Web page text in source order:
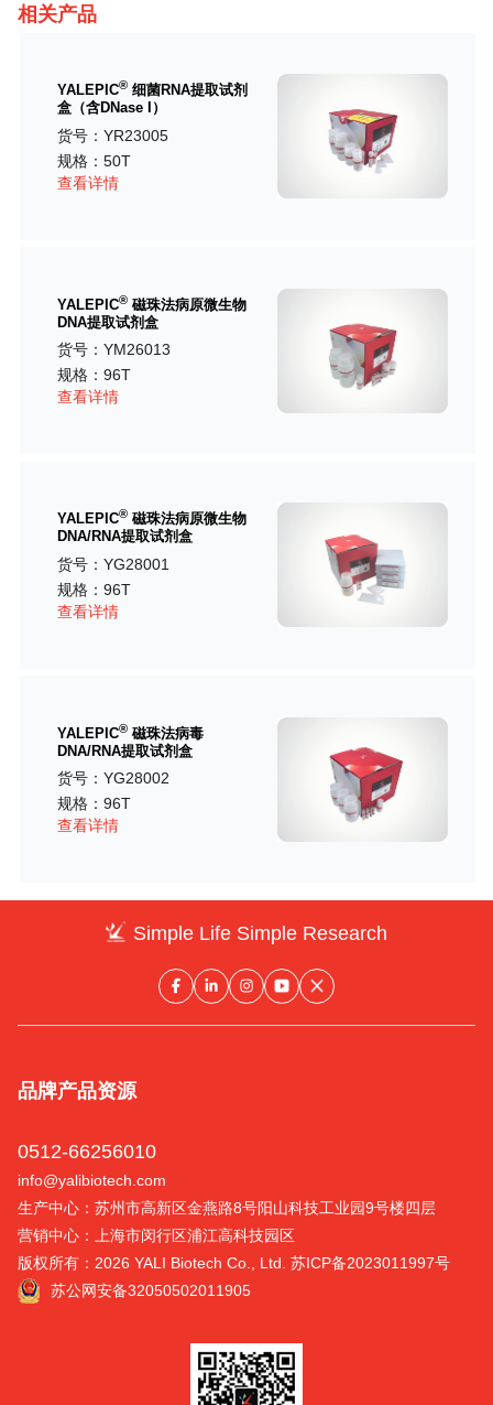
相关产品
YALEPIC® 细菌RNA提取试剂
盒（含DNase I）
货号：YR23005
规格：50T
查看详情
YALEPIC® 磁珠法病原微生物
DNA提取试剂盒
货号：YM26013
规格：96T
查看详情
YALEPIC® 磁珠法病原微生物
DNA/RNA提取试剂盒
货号：YG28001
规格：96T
查看详情
YALEPIC® 磁珠法病毒
DNA/RNA提取试剂盒
货号：YG28002
规格：96T
查看详情
Simple Life Simple Research
品牌产品资源
0512-66256010
info@yalibiotech.com
生产中心：苏州市高新区金燕路8号阳山科技工业园9号楼四层
营销中心：上海市闵行区浦江高科技园区
版权所有：2026 YALI Biotech Co., Ltd. 苏ICP备2023011997号
苏公网安备32050502011905